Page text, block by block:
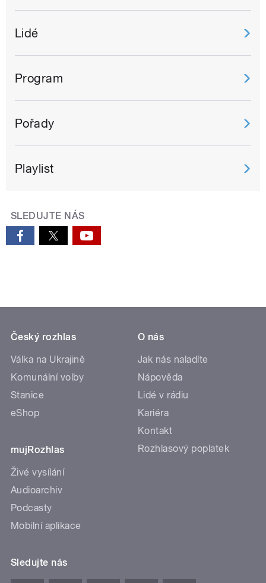
Lidé
Program
Pořady
Playlist
SLEDUJTE NÁS
Český rozhlas
Válka na Ukrajině
Komunální volby
Stanice
eShop
mujRozhlas
Živé vysílání
Audioarchiv
Podcasty
Mobilní aplikace
O nás
Jak nás naladíte
Nápověda
Lidé v rádiu
Kariéra
Kontakt
Rozhlasový poplatek
Sledujte nás